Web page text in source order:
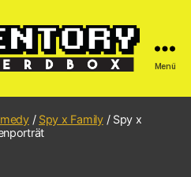
Menü
/ Spy x Family/ Spy x